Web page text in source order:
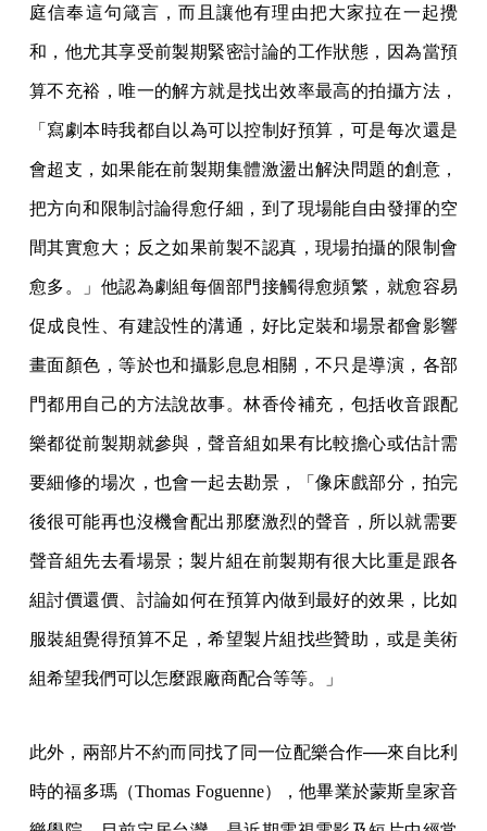
庭信奉這句箴言，而且讓他有理由把大家拉在一起攪
和，他尤其享受前製期緊密討論的工作狀態，因為當預
算不充裕，唯一的解方就是找出效率最高的拍攝方法，
「寫劇本時我都自以為可以控制好預算，可是每次還是
會超支，如果能在前製期集體激盪出解決問題的創意，
把方向和限制討論得愈仔細，到了現場能自由發揮的空
間其實愈大；反之如果前製不認真，現場拍攝的限制會
愈多。」他認為劇組每個部門接觸得愈頻繁，就愈容易
促成良性、有建設性的溝通，好比定裝和場景都會影響
畫面顏色，等於也和攝影息息相關，不只是導演，各部
門都用自己的方法說故事。林香伶補充，包括收音跟配
樂都從前製期就參與，聲音組如果有比較擔心或估計需
要細修的場次，也會一起去勘景，「像床戲部分，拍完
後很可能再也沒機會配出那麼激烈的聲音，所以就需要
聲音組先去看場景；製片組在前製期有很大比重是跟各
組討價還價、討論如何在預算內做到最好的效果，比如
服裝組覺得預算不足，希望製片組找些贊助，或是美術
組希望我們可以怎麼跟廠商配合等等。」
此外，兩部片不約而同找了同一位配樂合作──來自比利
時的福多瑪（Thomas Foguenne），他畢業於蒙斯皇家音